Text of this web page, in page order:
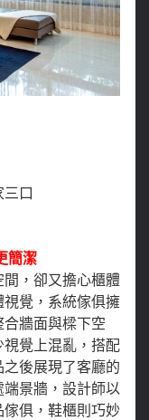
口
簡潔
，卻又擔心櫃體
覺，系統傢俱擁
牆面與樑下空
覺上混亂，搭配
後展現了客廳的
景牆，設計師以
俱，鞋櫃則巧妙